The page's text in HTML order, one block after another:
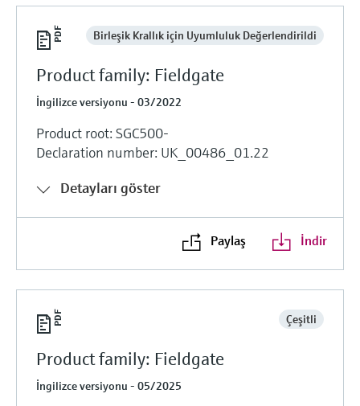
Birleşik Krallık için Uyumluluk Değerlendirildi
Product family: Fieldgate
İngilizce versiyonu - 03/2022
Product root: SGC500-
Declaration number: UK_00486_01.22
Detayları göster
Paylaş İndir
Çeşitli
Product family: Fieldgate
İngilizce versiyonu - 05/2025